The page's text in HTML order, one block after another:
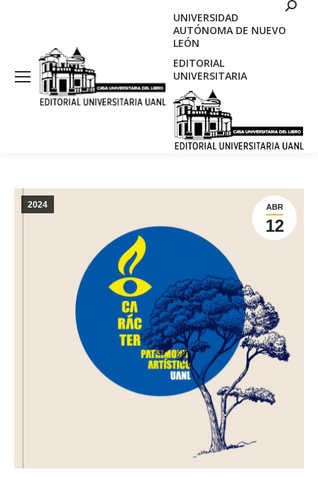
UNIVERSIDAD
AUTÓNOMA DE NUEVO
LEÓN
EDITORIAL
UNIVERSITARIA
ABR
12
2024